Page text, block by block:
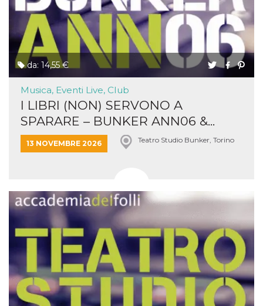
da: 14,55 €
Musica, Eventi Live, Club
I LIBRI (NON) SERVONO A
SPARARE – BUNKER ANN06 &...
13 NOVEMBRE 2026 Teatro Studio Bunker, Torino